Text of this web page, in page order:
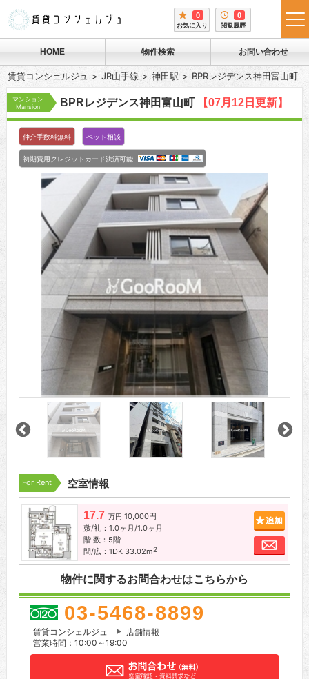
0
お気に入り
0
閲覧履歴
HOME 物件検索 お問い合わせ
賃貸コンシェルジュ JR山手線 神田駅 BPRレジデンス神田富山町
マンション
Mansion
BPRレジデンス神田富山町 【07月12日更新】
仲介手数料無料 ペット相談
初期費用クレジットカード決済可能
For Rent 空室情報
17.7 万円 10,000円
敷/礼：1.0ヶ月/1.0ヶ月
階 数：5階
間/広：1DK 33.02m2
お問
物件に関するお問合わせはこちらから
03-5468-8899
賃貸コンシェルジュ
店舗情報
営業時間：10:00～19:00